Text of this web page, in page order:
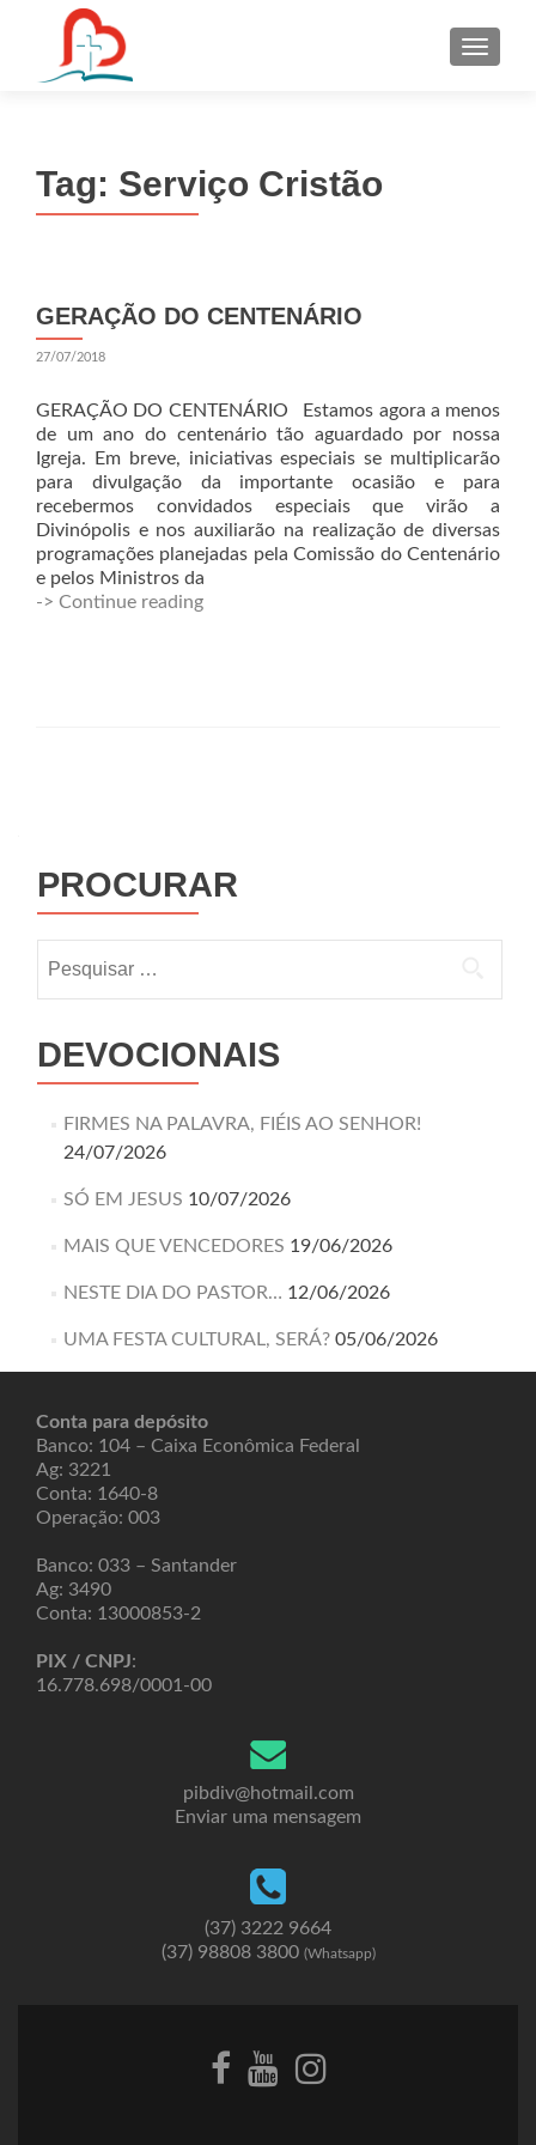
Tag: Serviço Cristão
GERAÇÃO DO CENTENÁRIO
27/07/2018
GERAÇÃO DO CENTENÁRIO Estamos agora a menos
de um ano do centenário tão aguardado por nossa
Igreja. Em breve, iniciativas especiais se multiplicarão
para divulgação da importante ocasião e para
recebermos convidados especiais que virão a
Divinópolis e nos auxiliarão na realização de diversas
programações planejadas pela Comissão do Centenário
e pelos Ministros da
-> Continue reading
PROCURAR
DEVOCIONAIS
FIRMES NA PALAVRA, FIÉIS AO SENHOR!
24/07/2026
SÓ EM JESUS 10/07/2026
MAIS QUE VENCEDORES 19/06/2026
NESTE DIA DO PASTOR… 12/06/2026
UMA FESTA CULTURAL, SERÁ? 05/06/2026
Conta para depósito
Banco: 104 – Caixa Econômica Federal
Ag: 3221
Conta: 1640-8
Operação: 003
Banco: 033 – Santander
Ag: 3490
Conta: 13000853-2
PIX / CNPJ:
16.778.698/0001-00
pibdiv@hotmail.com
Enviar uma mensagem
(37) 3222 9664
(37) 98808 3800 (Whatsapp)